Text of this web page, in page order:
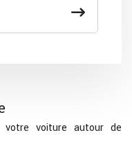
votre voiture autour de